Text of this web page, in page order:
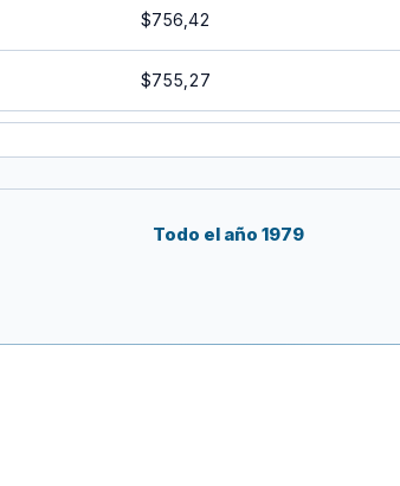
$756,42
$755,27
Todo el año 1979